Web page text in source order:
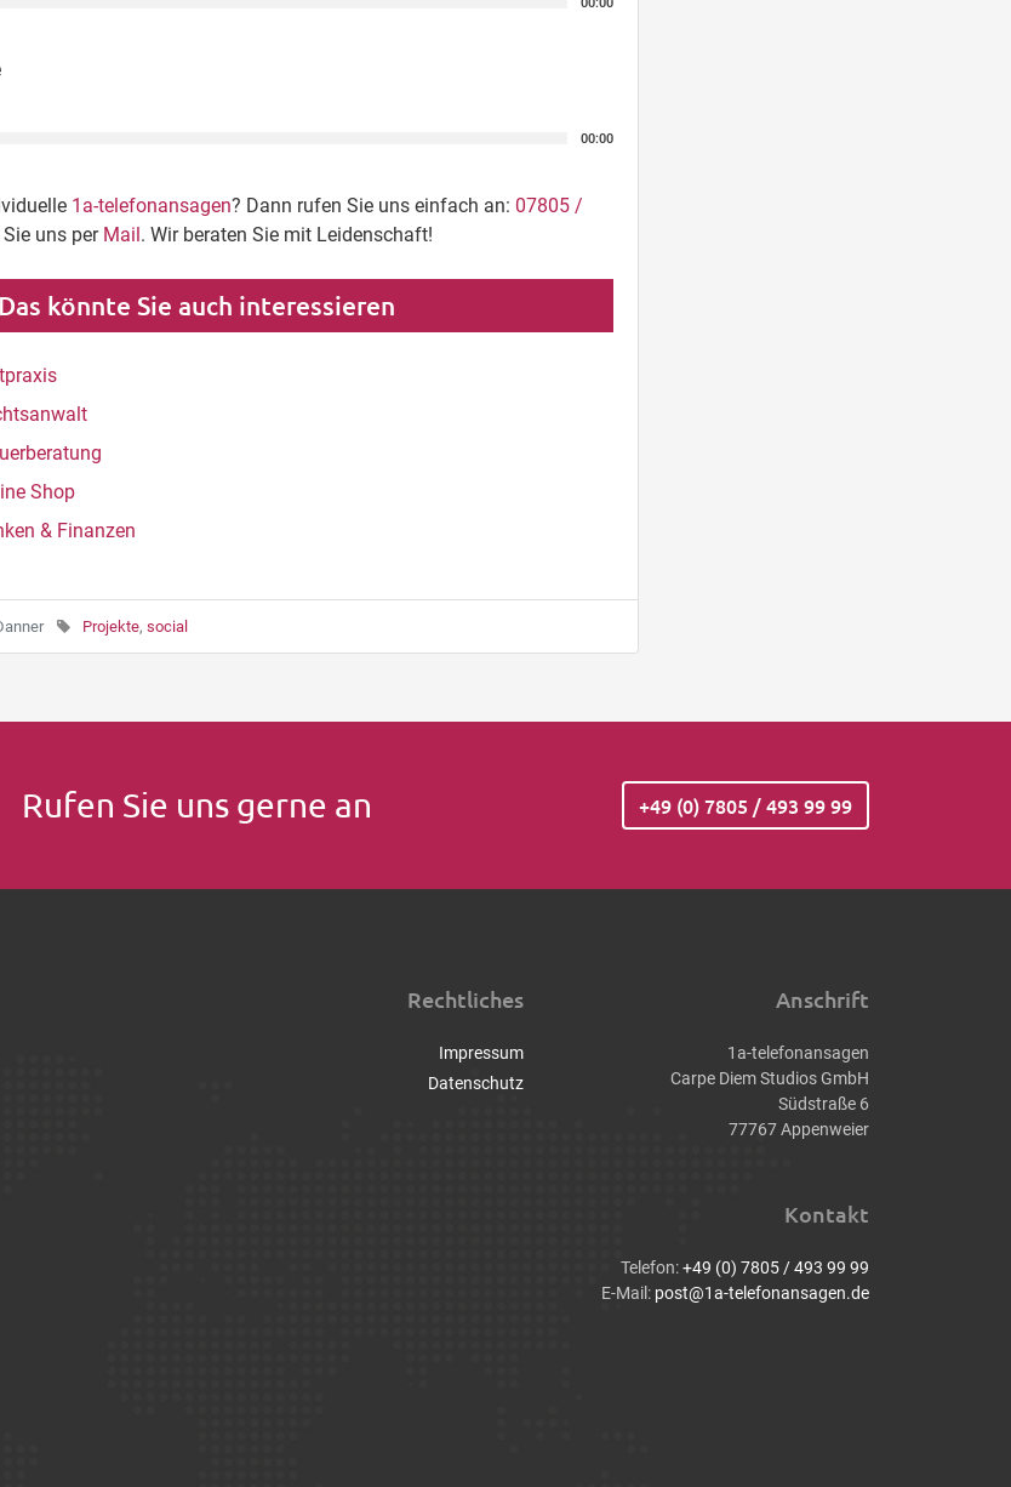
00:00
1a-telefonansagen? Dann rufen Sie uns einfach an: 07805 /
uns per Mail. Wir beraten Sie mit Leidenschaft!
Das könnte Sie auch interessieren
Shop
& Finanzen
Projekte, social
Rufen Sie uns gerne an +49 (0) 7805 / 493 99 99
Rechtliches
Impressum
Datenschutz
Anschrift
1a-telefonansagen
Carpe Diem Studios GmbH
Südstraße 6
77767 Appenweier
Kontakt
Telefon:+49 (0) 7805 / 493 99 99
E-Mail: post@1a-telefonansagen.de